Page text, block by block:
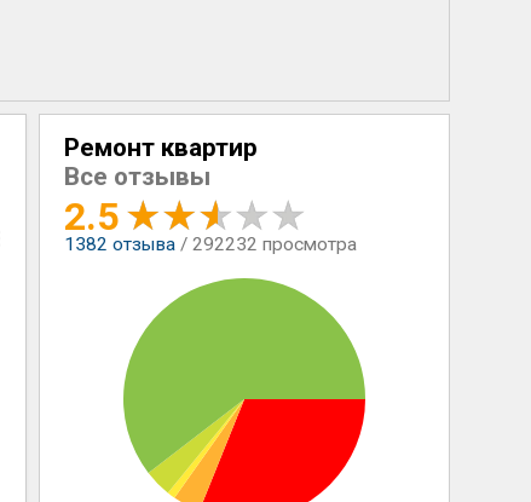
Ремонт квартир
Все отзывы
2.5
1382 отзыва / 292232 просмотра